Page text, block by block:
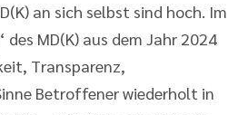
an sich selbst sind hoch. Im
MD(K) aus dem Jahr 2024
Transparenz,
Betroffener wiederholt in